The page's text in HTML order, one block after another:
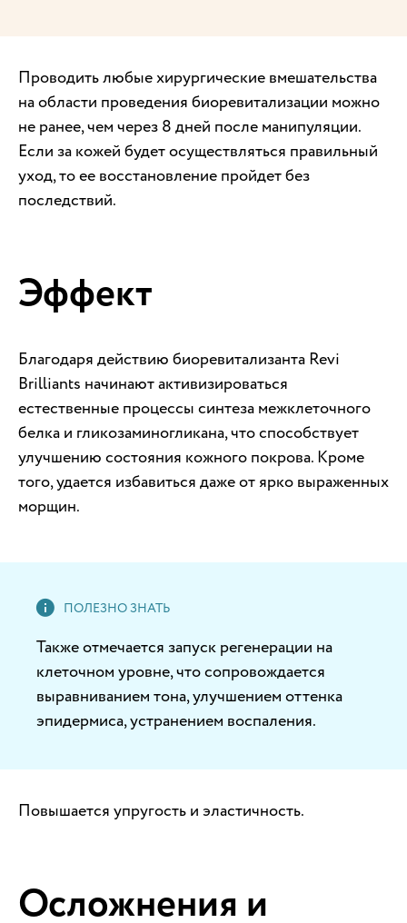
Проводить любые хирургические вмешательства
на области проведения биоревитализации можно
не ранее, чем через 8 дней после манипуляции.
Если за кожей будет осуществляться правильный
уход, то ее восстановление пройдет без
последствий.
Эффект
Благодаря действию биоревитализанта Revi
Brilliants начинают активизироваться
естественные процессы синтеза межклеточного
белка и гликозаминогликана, что способствует
улучшению состояния кожного покрова. Кроме
того, удается избавиться даже от ярко выраженных
морщин.
Также отмечается запуск регенерации на
клеточном уровне, что сопровождается
выравниванием тона, улучшением оттенка
эпидермиса, устранением воспаления.
Повышается упругость и эластичность.
Осложнения и